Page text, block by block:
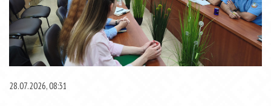
28.07.2026, 08:31